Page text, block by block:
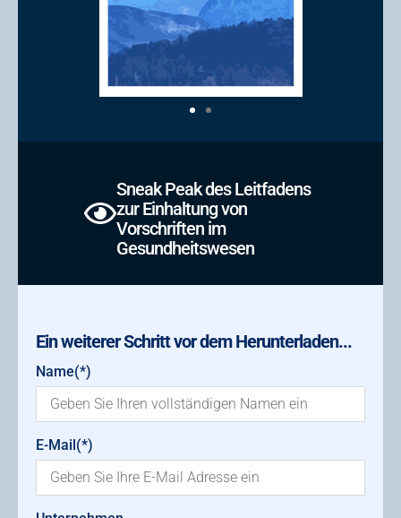
Sneak Peak des Leitfadens
zur Einhaltung von
Vorschriften im
Gesundheitswesen
Ein weiterer Schritt vor dem Herunterladen...
Name(*)
E-Mail(*)